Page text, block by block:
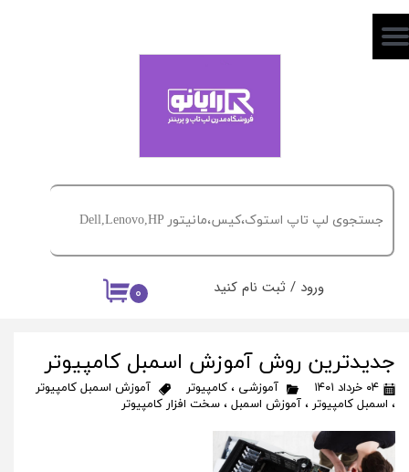
۰ ورود / ثبت نام کنید
حساب کاربری من
خروج از حساب کاربری
جدیدترین روش آموزش اسمبل کامپیوتر
۰۴ خرداد ۱۴۰۱ آموزشی ، کامپیوتر
آموزش اسمبل کامپیوتر
، اسمبل کامپیوتر ، آموزش اسمبل ، سخت افزار کامپیوتر